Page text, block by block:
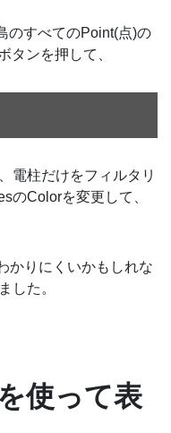
のすべてのPoint(点)の
タンを押して、
電柱だけをフィルタリ
のColorを変更して、
かりにくいかもしれな
した。
使って表